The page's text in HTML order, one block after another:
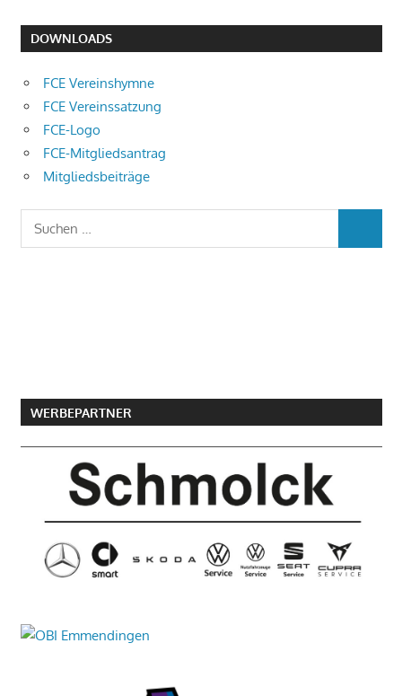
DOWNLOADS
FCE Vereinshymne
FCE Vereinssatzung
FCE-Logo
FCE-Mitgliedsantrag
Mitgliedsbeiträge
Suchen
nach:
WERBEPARTNER